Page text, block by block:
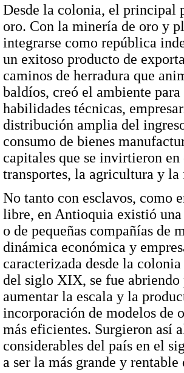
Desde la colonia, el principal
oro. Con la minería de oro y
integrarse como república
un exitoso producto de
caminos de herradura que
baldíos, creó el ambiente
habilidades técnicas,
distribución amplia del
consumo de bienes
capitales que se invirtieron
transportes, la agricultura y
No tanto con esclavos, como
libre, en Antioquia existió
o de pequeñas compañías de
dinámica económica y
caracterizada desde la
del siglo XIX, se fue abriendo
aumentar la escala y la
incorporación de modelos de
más eficientes. Surgieron así
considerables del país en el
a ser la más grande y